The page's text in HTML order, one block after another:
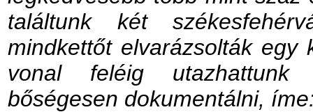
találtunk két
mindkettőt elvarázsolták egy
vonal feléig
bőségesen dokumentálni,